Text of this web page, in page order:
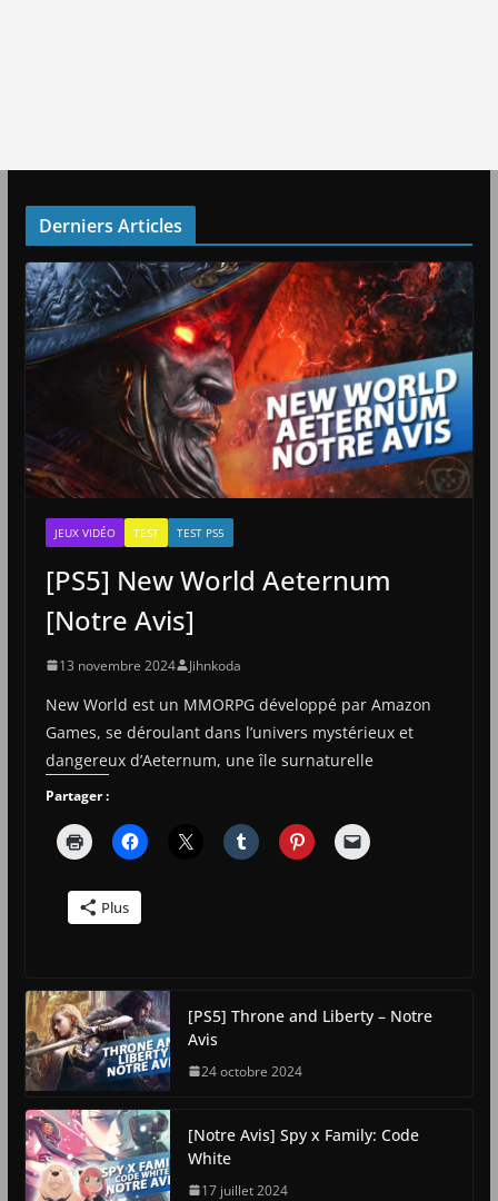
Derniers Articles
JEUX VIDÉO TEST TEST PS5
[PS5] New World Aeternum
[Notre Avis]
13 novembre 2024 Jihnkoda
New World est un MMORPG développé par Amazon
Games, se déroulant dans l’univers mystérieux et
dangereux d’Aeternum, une île surnaturelle
Partager :
Plus
[PS5] Throne and Liberty – Notre
Avis
24 octobre 2024
[Notre Avis] Spy x Family: Code
White
17 juillet 2024